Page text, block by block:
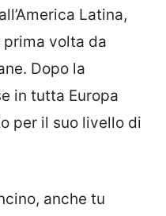
Latina,
volta da
Dopo la
in tutta Europa
per il suo livello di
anche tu